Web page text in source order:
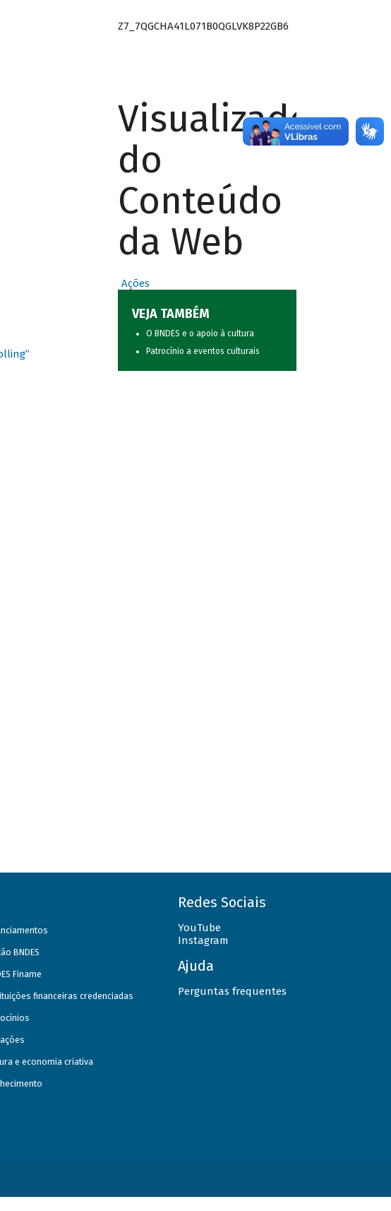
Z7_7QGCHA41L071B0QGLVK8P22GB6
Visualizador
do
Conteúdo
da Web
Ações
VEJA TAMBÉM
O BNDES e o apoio à cultura
Patrocínio a eventos culturais
BNDES
Finame
financeiras credenciadas
e economia criativa
Redes Sociais
YouTube
Instagram
Ajuda
Perguntas frequentes